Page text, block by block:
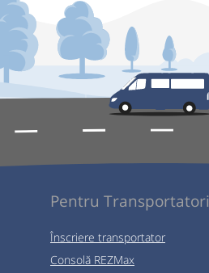
Pentru Transportatori
Înscriere transportator
Consolă REZMax